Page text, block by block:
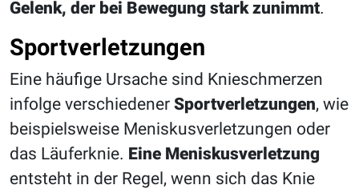
Gelenk, der bei Bewegung stark zunimmt.
Sportverletzungen
Eine häufige Ursache sind Knieschmerzen
infolge verschiedener Sportverletzungen, wie
beispielsweise Meniskusverletzungen oder
das Läuferknie. Eine Meniskusverletzung
entsteht in der Regel, wenn sich das Knie